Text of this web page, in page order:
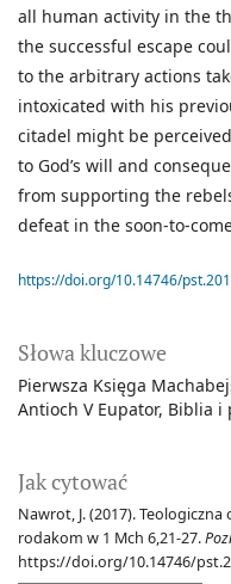
Słowa kluczowe
Pierwsza Księga
Antioch V Eupator Biblia i
Jak cytować
Nawrot, J. (2017).
rodakom w 1 Mch 6,21-27.
https://doi.org/10.14746/
all human activity in the
the successful escape
to the arbitrary actions
intoxicated with his
citadel might be
to God’s will and
from supporting the
defeat in the soon-to-
https://doi.org/10.14746/